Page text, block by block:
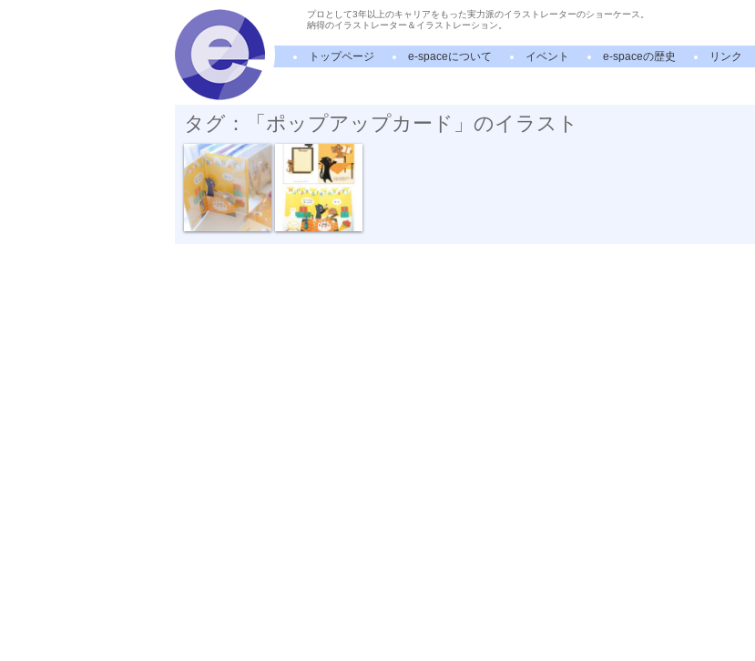
プロとして3年以上のキャリアをもった実力派のイラストレーターのショーケース。
納得のイラストレーター＆イラストレーション。
トップページ e-spaceについて イベント e-spaceの歴史 リンク
タグ：「ポップアップカード」のイラスト
ポップアップ... ポップアップ...